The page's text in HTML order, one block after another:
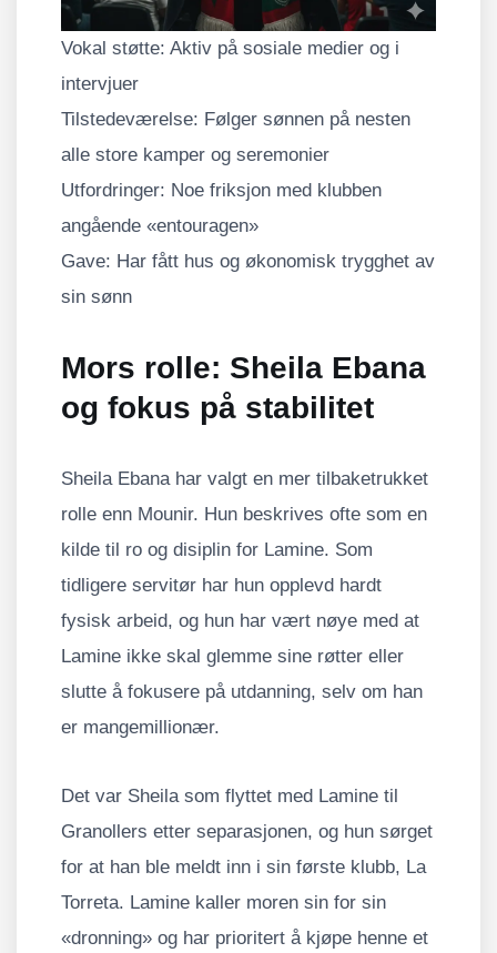
Vokal støtte: Aktiv på sosiale medier og i
intervjuer
Tilstedeværelse: Følger sønnen på nesten
alle store kamper og seremonier
Utfordringer: Noe friksjon med klubben
angående «entouragen»
Gave: Har fått hus og økonomisk trygghet av
sin sønn
Mors rolle: Sheila Ebana
og fokus på stabilitet
Sheila Ebana har valgt en mer tilbaketrukket
rolle enn Mounir. Hun beskrives ofte som en
kilde til ro og disiplin for Lamine. Som
tidligere servitør har hun opplevd hardt
fysisk arbeid, og hun har vært nøye med at
Lamine ikke skal glemme sine røtter eller
slutte å fokusere på utdanning, selv om han
er mangemillionær.
Det var Sheila som flyttet med Lamine til
Granollers etter separasjonen, og hun sørget
for at han ble meldt inn i sin første klubb, La
Torreta. Lamine kaller moren sin for sin
«dronning» og har prioritert å kjøpe henne et